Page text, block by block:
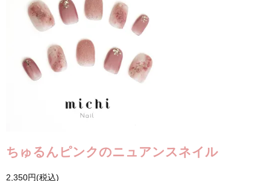
ちゅるんピンクのニュアンスネイル
2,350円(税込)